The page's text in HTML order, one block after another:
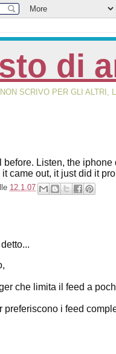
di
SCRIVO PER GLI ALTRI,
before. Listen, the
came out, it just did it
12.1.07
che limita il feed a
preferiscono i feed